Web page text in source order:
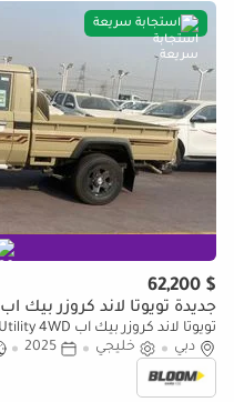
استجابة سريعة
$ 62,200
جديدة تويوتا لاند كروزر بيك آب
تويوتا لاند كروزر بيك آب Std 4.0L Single Cab Utility 4WD
دبي
خليجي 2025